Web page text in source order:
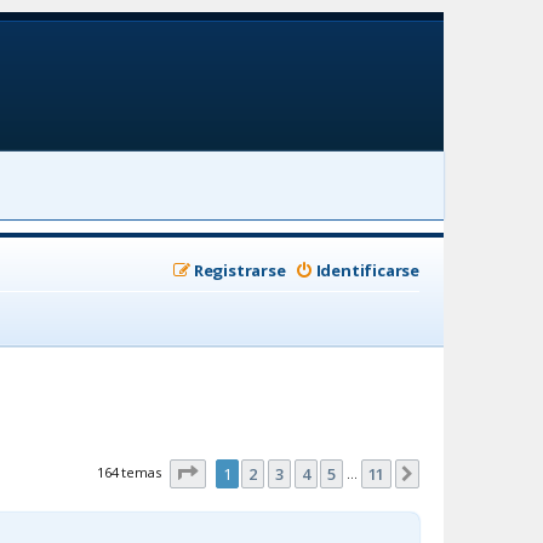
Identificarse
Registrarse
164 temas Página1 de 11
1 2 3 4 5 … 11